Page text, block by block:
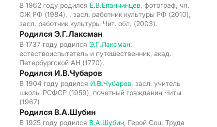
В 1962 году родился Е.В.Епанчинцев , фотограф, чл.
СЖ РФ (1984), , засл. работник культуры РФ (2010),
засл. работник культуры Чит. обл. (2003).
Родился Э.Г.Лаксман
В 1737 году родился Э.Г.Лаксман
естествоиспытатель и путешественник, акад.
Петербургской АН (1770).
Родился И.В.Чубаров
В 1904 году родился И.В.Чубаров , засл. учитель
школы РСФСР (1959), почетный гражданин Читы
(1967)
Родился В.А.Шубин
В 1925 году родился В.А.Шубин , Герой Соц. Труда